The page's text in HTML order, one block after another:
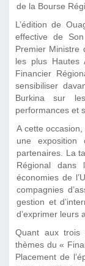
de la Bourse
L’édition de
effective de
Premier Ministre
les plus Hautes
Financier
sensibiliser
Burkina sur
performances et
A cette
une
partenaires. La
Régional dans
économies de
compagnies
gestion et
d’exprimer leurs
Quant aux trois
thèmes du «
Placement de